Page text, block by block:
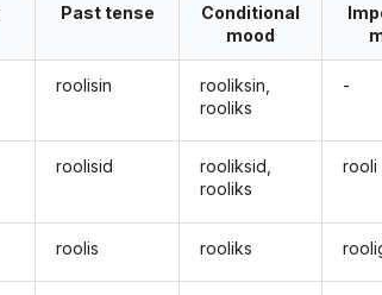
Past tense
roolisin
roolisid
roolis
Conditional
mood
rooliksin,
rooliks
rooliksid,
rooliks
rooliks
-
rooli